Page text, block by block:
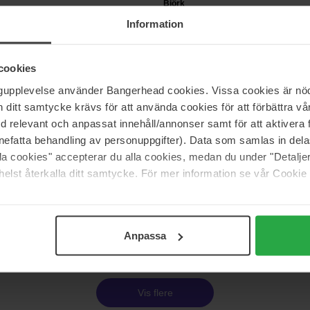
Information
använder Bangerhead cookies. Vissa cookies är
ditt samtycke krävs för att använda cookies för att förbättra
relevant och anpassat innehåll/annonser samt för att aktivera
behandling av personuppgifter). Data som samlas in
cookies" accepterar du alla cookies, medan du under
återkalla ditt samtycke. För mer information se vår
Anpassa
Björk
200 ml
Thickening Mousse
IGK
Big Time Volume and Thickening
Mousse
245 kr
Side 1 af 3
Vis flere